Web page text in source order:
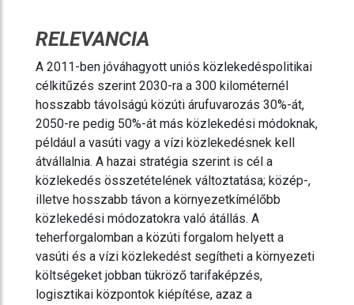
RELEVANCIA
A 2011-ben jóváhagyott uniós közlekedéspolitikai
célkitűzés szerint 2030-ra a 300 kilométernél
hosszabb távolságú közúti árufuvarozás 30%-át,
2050-re pedig 50%-át más közlekedési módoknak,
például a vasúti vagy a vízi közlekedésnek kell
átvállalnia. A hazai stratégia szerint is cél a
közlekedés összetételének változtatása; közép-,
illetve hosszabb távon a környezetkímélőbb
közlekedési módozatokra való átállás. A
teherforgalomban a közúti forgalom helyett a
vasúti és a vízi közlekedést segítheti a környezeti
költségeket jobban tükröző tarifaképzés,
logisztikai központok kiépítése, azaz a